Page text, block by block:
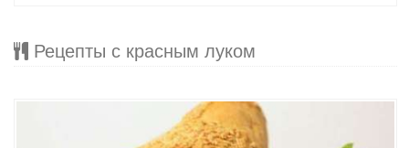
Рецепты с красным луком